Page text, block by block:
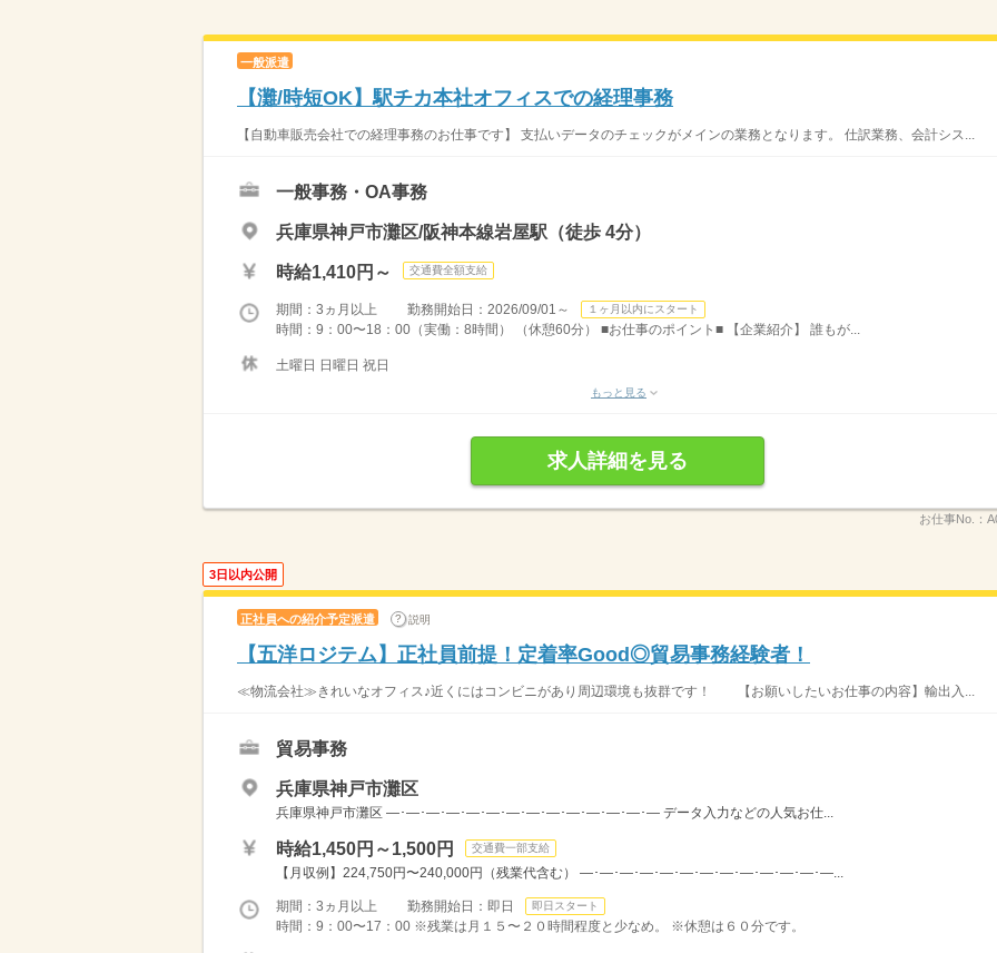
一般派遣
【灘/時短OK】駅チカ本社オフィスでの経理事務
【自動車販売会社での経理事務のお仕事です】 支払いデータのチェックがメインの業務となります。 仕訳業務、会計シス...
一般事務・OA事務
兵庫県神戸市灘区/阪神本線岩屋駅（徒歩 4分）
時給1,410円～ 交通費全額支給
期間：3ヵ月以上 勤務開始日：2026/09/01～ １ヶ月以内にスタート
時間：9：00〜18：00（実働：8時間） （休憩60分） ■お仕事のポイント■ 【企業紹介】 誰もが...
土曜日 日曜日 祝日
もっと見る
求人詳細を見る
お仕事No.：
3日以内公開
正社員への紹介予定派遣 説明
【五洋ロジテム】正社員前提！定着率Good◎貿易事務経験者！
≪物流会社≫きれいなオフィス♪近くにはコンビニがあり周辺環境も抜群です！ 【お願いしたいお仕事の内容】輸出入...
貿易事務
兵庫県神戸市灘区
兵庫県神戸市灘区 ―･―･―･―･―･―･―･―･―･―･―･―･―･― データ入力などの人気お仕...
時給1,450円～1,500円 交通費一部支給
【月収例】224,750円〜240,000円（残業代含む） ―･―･―･―･―･―･―･―･―･―･―･―･―...
期間：3ヵ月以上 勤務開始日：即日 即日スタート
時間：9：00〜17：00 ※残業は月１５〜２０時間程度と少なめ。 ※休憩は６０分です。